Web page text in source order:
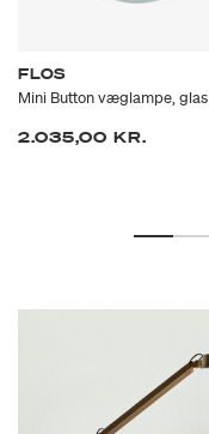
FLOS
Mini Button væglampe, glas
2.035,00 KR.